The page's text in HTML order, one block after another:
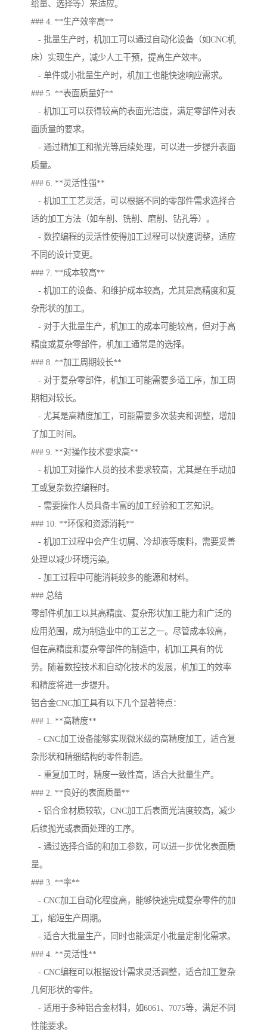
给量、选择等）来适应。
### 4. **生产效率高**
- 批量生产时，机加工可以通过自动化设备（如CNC机
床）实现生产，减少人工干预，提高生产效率。
- 单件或小批量生产时，机加工也能快速响应需求。
### 5. **表面质量好**
- 机加工可以获得较高的表面光洁度，满足零部件对表
面质量的要求。
- 通过精加工和抛光等后续处理，可以进一步提升表面
质量。
### 6. **灵活性强**
- 机加工工艺灵活，可以根据不同的零部件需求选择合
适的加工方法（如车削、铣削、磨削、钻孔等）。
- 数控编程的灵活性使得加工过程可以快速调整，适应
不同的设计变更。
### 7. **成本较高**
- 机加工的设备、和维护成本较高，尤其是高精度和复
杂形状的加工。
- 对于大批量生产，机加工的成本可能较高，但对于高
精度或复杂零部件，机加工通常是的选择。
### 8. **加工周期较长**
- 对于复杂零部件，机加工可能需要多道工序，加工周
期相对较长。
- 尤其是高精度加工，可能需要多次装夹和调整，增加
了加工时间。
### 9. **对操作技术要求高**
- 机加工对操作人员的技术要求较高，尤其是在手动加
工或复杂数控编程时。
- 需要操作人员具备丰富的加工经验和工艺知识。
### 10. **环保和资源消耗**
- 机加工过程中会产生切屑、冷却液等废料，需要妥善
处理以减少环境污染。
- 加工过程中可能消耗较多的能源和材料。
### 总结
零部件机加工以其高精度、复杂形状加工能力和广泛的
应用范围，成为制造业中的工艺之一。尽管成本较高，
但在高精度和复杂零部件的制造中，机加工具有的优
势。随着数控技术和自动化技术的发展，机加工的效率
和精度将进一步提升。
铝合金CNC加工具有以下几个显著特点：
### 1. **高精度**
- CNC加工设备能够实现微米级的高精度加工，适合复
杂形状和精细结构的零件制造。
- 重复加工时，精度一致性高，适合大批量生产。
### 2. **良好的表面质量**
- 铝合金材质较软，CNC加工后表面光洁度较高，减少
后续抛光或表面处理的工序。
- 通过选择合适的和加工参数，可以进一步优化表面质
量。
### 3. **率**
- CNC加工自动化程度高，能够快速完成复杂零件的加
工，缩短生产周期。
- 适合大批量生产，同时也能满足小批量定制化需求。
### 4. **灵活性**
- CNC编程可以根据设计需求灵活调整，适合加工复杂
几何形状的零件。
- 适用于多种铝合金材料，如6061、7075等，满足不同
性能要求。